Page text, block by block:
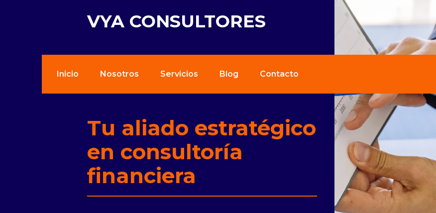
Inicio Nosotros Servicios Blog Contacto
VYA CONSULTORES
Tu aliado estratégico
en consultoría
financiera